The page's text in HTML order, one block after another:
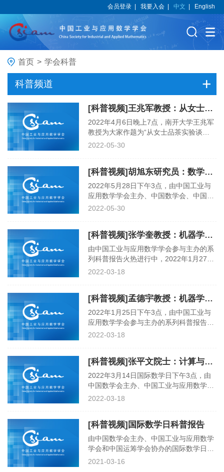
会员登录 |我要入会 |中文 English
首页 > 学会科普
科普频道
[科普视频]王兆军教授：从女士品茶实验谈起
2022年4月6日晚上7点，南开大学王兆军
教授为大家作题为“从女士品茶实验谈
起”的线上科普报告，该报告由中国工业
2022-05-30
[科普视频]胡旭东研究员：数学无处不在–从北京冬奥说起
2022年5月28日下午3点，由中国工业与
应用数学学会主办、中国数学会、中国运
筹学会协办的CSIAM网络科普讲座儿童节
员为大家带来了一场关于“数学无处不在–
从北京冬奥说起”的科普讲座。以下为视
频全部内容：
2022-05-30
[科普视频]张学奎教授：机器学习在新冠大数据分析中的应用
由中国工业与应用数学学会参与主办的系
列科普报告火热进行中，2022年1月27日
上午10点，University of Victoria张学奎
频全部内容：
2022-03-18
[科普视频]孟德宇教授：机器学习之道
2022年1月25日下午3点，由中国工业与
应用数学学会参与主办的系列科普报告拉
开帷幕，西安交通大学孟德宇教授为大家
部内容：
2022-03-18
[科普视频]张平文院士：计算与数学的共进
2022年3月14日国际数学日下午3点，由
中国数学会主办、中国工业与应用数学学
会和中国运筹学会协办的国际数学日科普
为“计算与数学的共进”的科普报告。以下
为视频全部内容：
2022-03-18
[科普视频]国际数学日科普报告
由中国数学会主办、中国工业与应用数学
学会和中国运筹学会协办的国际数学日网
络科普报告于2021年3月14日下午15:00
2021-03-16